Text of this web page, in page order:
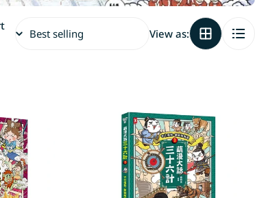
View as: